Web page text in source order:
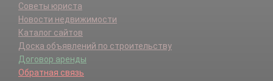
Советы юриста
Новости недвижимости
Каталог сайтов
Доска объявлений по строительству
Договор аренды
Обратная связь